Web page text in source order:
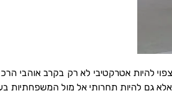
להיות אטרקטיבי לא רק בקרב אוהבי